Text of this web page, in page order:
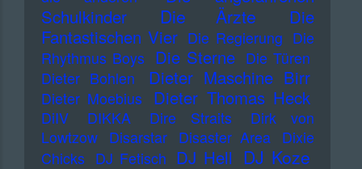
Schulkinder
Die Ärzte
Die
Fantastischen Vier Die Regierung Die
Rhythmus Boys Die Sterne Die Türen
Dieter Bohlen
Dieter Maschine Birr
Dieter Moebius Dieter Thomas Heck
DiIV DIKKA Dire Straits
Dirk von
Lowtzow
Disarstar Disaster Area
Dixie
Chicks DJ Fetisch DJ Hell DJ Koze